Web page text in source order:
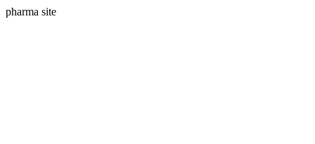
pharma site